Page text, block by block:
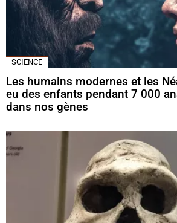
SCIENCE
Les humains modernes et les
eu des enfants pendant 7 000
dans nos gènes